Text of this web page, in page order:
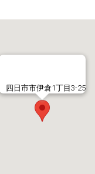
四日市市伊倉1丁目3-25